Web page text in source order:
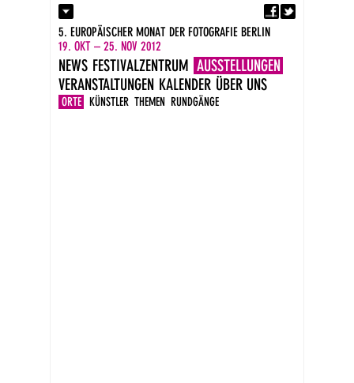
Kontakt
Presse
Impressum
DE
EN
5. EUROPÄISCHER MONAT DER FOTOGRAFIE BERLIN
19. OKT – 25. NOV 2012
NEWS FESTIVALZENTRUM AUSSTELLUNGEN
ORTE KÜNSTLER THEMEN RUNDGÄNGE
VERANSTALTUNGEN KALENDER ÜBER UNS